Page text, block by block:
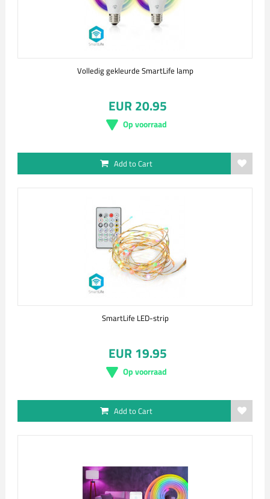
Volledig gekleurde SmartLife lamp
EUR 20.95
Op voorraad
Add to Cart
SmartLife LED-strip
EUR 19.95
Op voorraad
Add to Cart